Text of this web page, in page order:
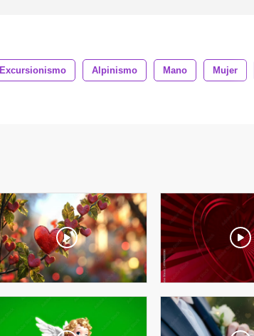
Excursionismo Alpinismo Mano Mujer